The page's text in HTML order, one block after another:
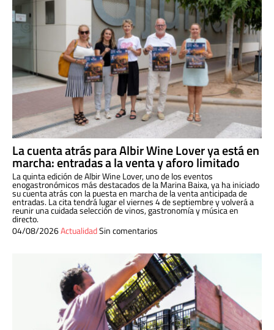
La cuenta atrás para Albir Wine Lover ya está en
marcha: entradas a la venta y aforo limitado
La quinta edición de Albir Wine Lover, uno de los eventos
enogastronómicos más destacados de la Marina Baixa, ya ha iniciado
su cuenta atrás con la puesta en marcha de la venta anticipada de
entradas. La cita tendrá lugar el viernes 4 de septiembre y volverá a
reunir una cuidada selección de vinos, gastronomía y música en
directo.
04/08/2026ActualidadSin comentarios